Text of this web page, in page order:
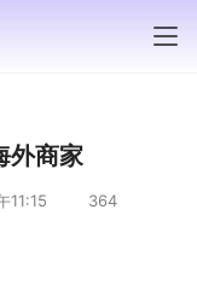
外商家
11:15 364